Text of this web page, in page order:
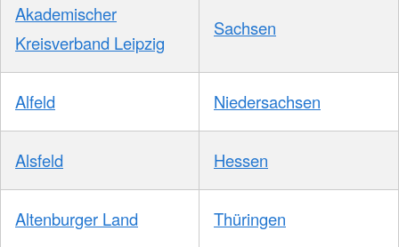
Akademischer
Kreisverband Leipzig
Sachsen
Alfeld Niedersachsen
Alsfeld Hessen
Altenburger Land Thüringen